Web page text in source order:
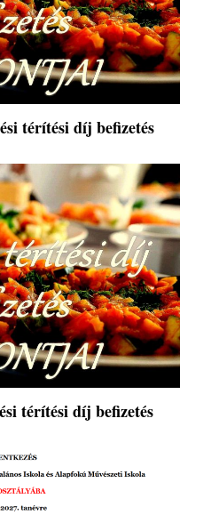
térítési díj befizetés
térítési díj befizetés